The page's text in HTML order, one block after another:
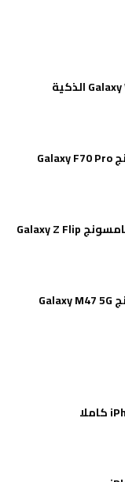
مواصفات هاتف سامسونج Galaxy F70 Pro
جميع مواصفات هاتف سامسونج Galaxy Z Flip
مواصفات هاتف سامسونج Galaxy M47 5G